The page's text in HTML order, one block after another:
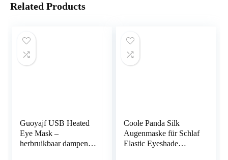
Related Products
Guoyajf USB Heated
Eye Mask –
herbruikbaar dampend
Coole Panda Silk
Augenmaske für Schlaf
Elastic Eyeshade